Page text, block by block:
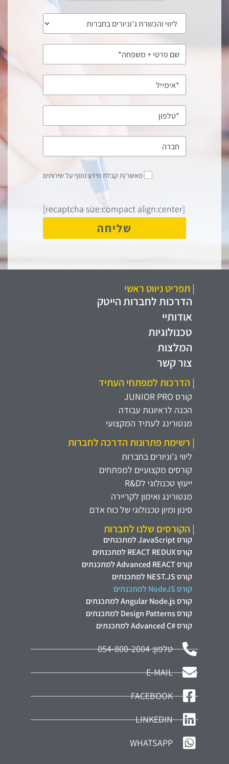
מאשר/ת קבלת מידע נוסף על שירותים
[recaptcha size:compact align:center]
| תפריט ניווט ראשי
הדרכות לחברות הייטק
אודותיי
טכנולוגיות
המלצות
צור קשר
| הדרכות למפתחי העתיד
קורס JUNIOR PRO
הכנה לראיונות עבודה
מנטורינג לעתיד המקצועי
| רשימת פתרונות הדרכה לחברות
ליווי ג'וניורים בחברות
קורסים מקצועיים למפתחים
ייעוץ טכנולוגי לR&D
מנטורינג ואימון לקריירה
סינון ומיון טכנולוגי של כוח אדם
| הקורסים שלנו לחברות
קורס JavaScript למתכנתים
קורס REACT REDUX למתכנתים
קורס Advanced REACT למתכנתים
קורס NEST.JS למתכנתים
קורס NodeJS למתכנתים
קורס Angular Node.js למתכנתים
קורס Design Patterns למתכנתים
קורס #Advanced C למתכנתים
טלפון: 054-800-2004
E-MAIL
FACEBOOK
LINKEDIN
WHATSAPP